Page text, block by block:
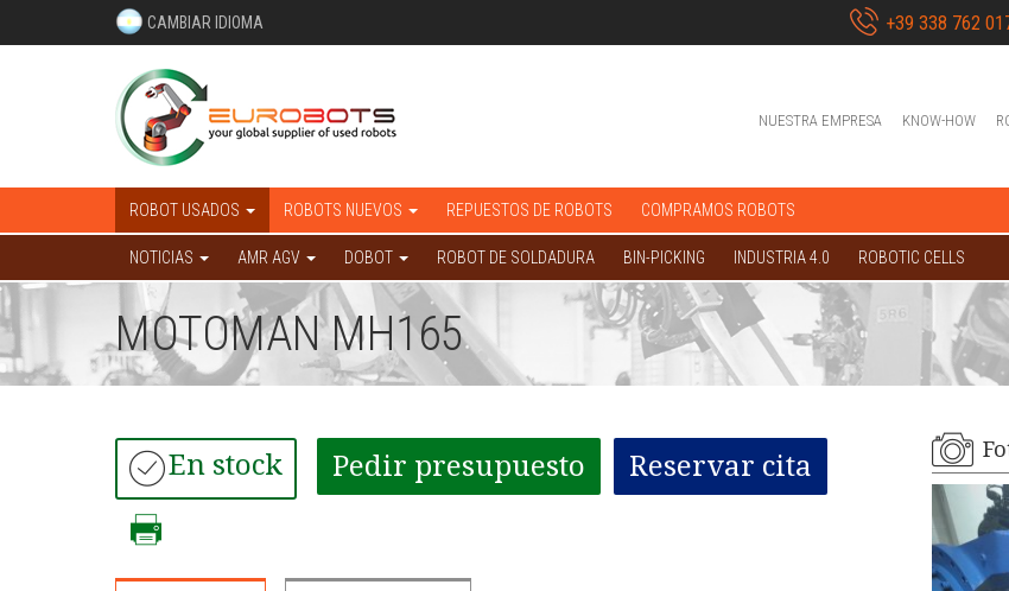
CAMBIAR IDIOMA +39 338 762
NUESTRA EMPRESA KNOW-HOW
ROBOT USADOS ROBOTS NUEVOS REPUESTOS DE ROBOTS COMPRAMOS ROBOTS
NOTICIAS AMR AGV DOBOT ROBOT DE SOLDADURA BIN-PICKING INDUSTRIA 4.0 ROBOTIC CELLS
MOTOMAN MH165
En stock Pedir presupuesto Reservar cita